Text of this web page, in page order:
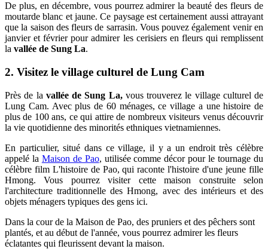
De plus, en décembre, vous pourrez admirer la beauté des fleurs de
moutarde blanc et jaune. Ce paysage est certainement aussi attrayant
que la saison des fleurs de sarrasin. Vous pouvez également venir en
janvier et février pour admirer les cerisiers en fleurs qui remplissent
la vallée de Sung La.
2. Visitez le village culturel de Lung Cam
Près de la vallée de Sung La,vous trouverez le village culturel de
Lung Cam. Avec plus de 60 ménages, ce village a une histoire de
plus de 100 ans, ce qui attire de nombreux visiteurs venus découvrir
la vie quotidienne des minorités ethniques vietnamiennes.
En particulier, situé dans ce village, il y a un endroit très célèbre
appelé la Maison de Pao, utilisée comme décor pour le tournage du
célèbre film L'histoire de Pao, qui raconte l'histoire d'une jeune fille
Hmong. Vous pourrez visiter cette maison construite selon
l'architecture traditionnelle des Hmong, avec des intérieurs et des
objets ménagers typiques des gens ici.
Dans la cour de la Maison de Pao, des pruniers et des pêchers sont
plantés, et au début de l'année, vous pourrez admirer les fleurs
éclatantes qui fleurissent devant la maison.